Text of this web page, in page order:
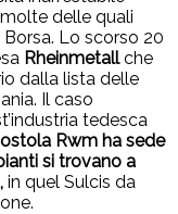
delle quali
Lo scorso 20
Rheinmetallche
dalla lista delle
Il caso
tedesca
Rwm ha sede
si trovano a
in quel Sulcis da